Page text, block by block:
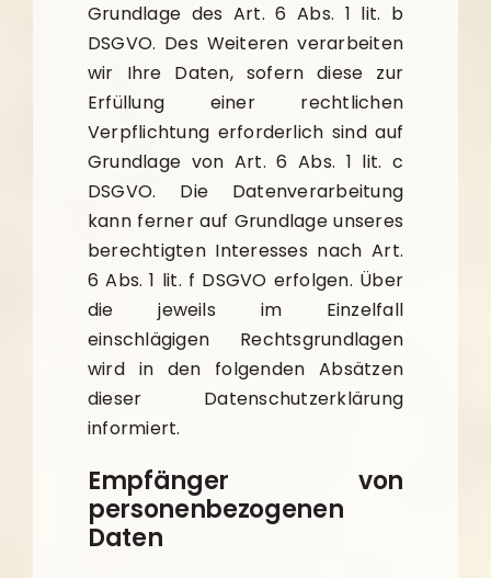
Grundlage des Art. 6 Abs. 1 lit. b
DSGVO. Des Weiteren verarbeiten
wir Ihre Daten, sofern diese zur
Erfüllung einer rechtlichen
Verpflichtung erforderlich sind auf
Grundlage von Art. 6 Abs. 1 lit. c
DSGVO. Die Datenverarbeitung
kann ferner auf Grundlage unseres
berechtigten Interesses nach Art.
6 Abs. 1 lit. f DSGVO erfolgen. Über
die jeweils im Einzelfall
einschlägigen Rechtsgrundlagen
wird in den folgenden Absätzen
dieser Datenschutzerklärung
informiert.
Empfänger von
personenbezogenen
Daten